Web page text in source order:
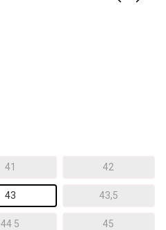
41 42
43 43,5
44 5 45